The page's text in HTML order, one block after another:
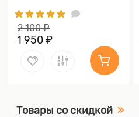
2 100 ₽
1 950 ₽
Товары со скидкой